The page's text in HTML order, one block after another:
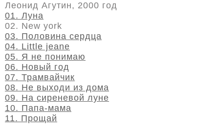
Леонид Агутин, 2000 год
01. Луна
02. New york
03. Половина сердца
04. Little jeane
05. Я не понимаю
06. Новый год
07. Трамвайчик
08. Не выходи из дома
09. На сиреневой луне
10. Папа-мама
11. Прощай